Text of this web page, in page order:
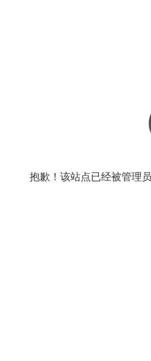
抱歉！该站点已经被管理